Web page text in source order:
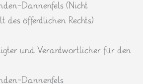
Dannenfels (Nicht
des öffentlichen Rechts)
und Verantwortlicher für den
Dannenfels